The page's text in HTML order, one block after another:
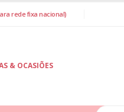
rede fixa nacional)
& OCASIÕES